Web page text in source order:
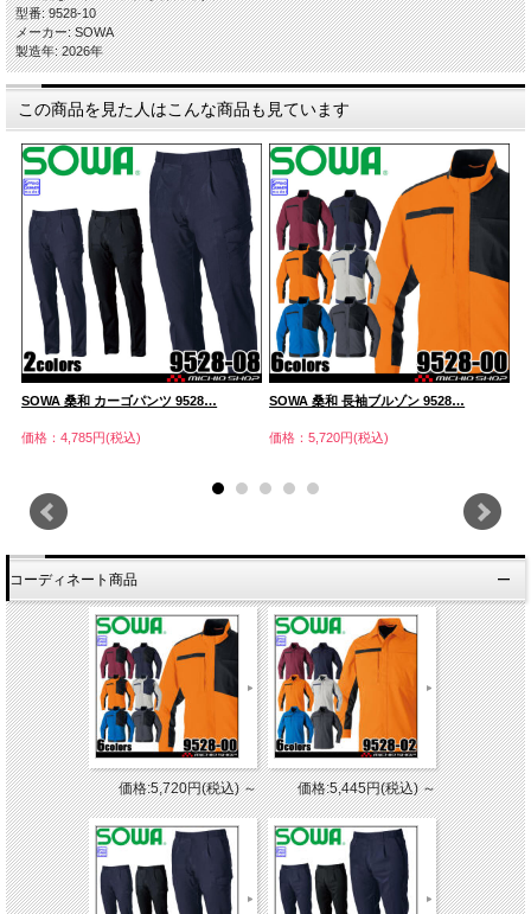
型番: 9528-10
メーカー: SOWA
製造年: 2026年
この商品を見た人はこんな商品も見ています
SOWA 桑和 カーゴパンツ 9528…
価格：4,785円(税込)
SOWA 桑和 長袖ブルゾン 9528…
価格：5,720円(税込)
コーディネート商品
価格:5,720円(税込)～ 価格:5,445円(税込)～